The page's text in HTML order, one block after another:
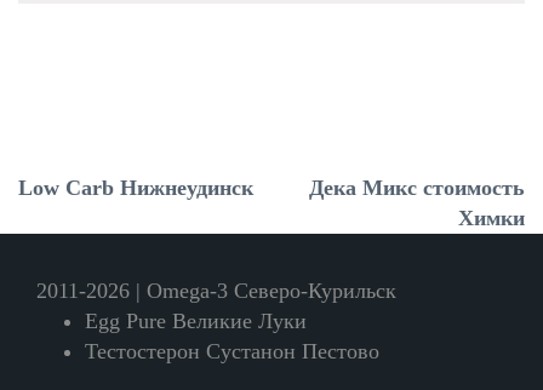
Low Carb Нижнеудинск
Дека Микс стоимость
Химки
2011-2026 | Omega-3 Северо-Курильск
Egg Pure Великие Луки
Тестостерон Сустанон Пестово